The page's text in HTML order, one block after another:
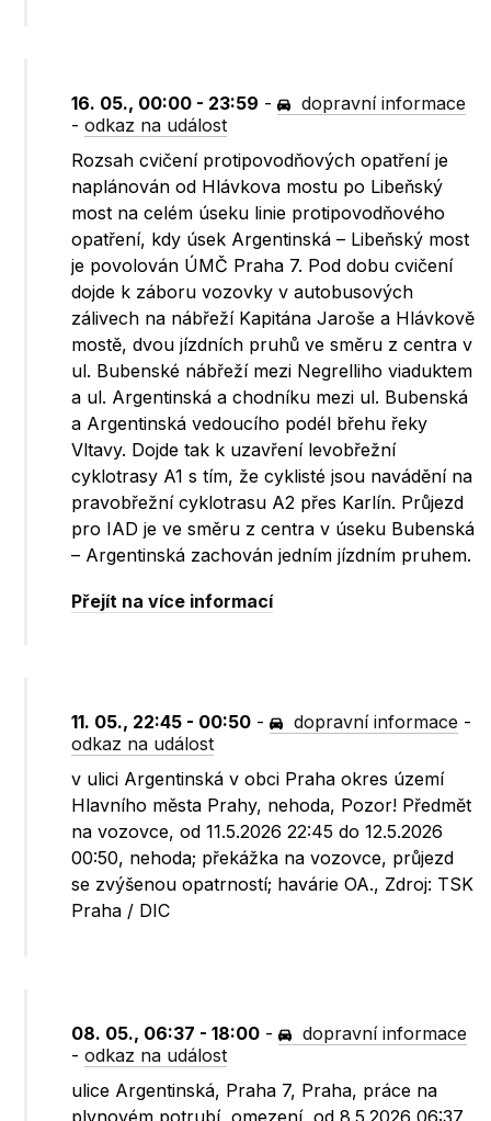
16. 05., 00:00 - 23:59 -
dopravní informace
-odkaz na událost
Rozsah cvičení protipovodňových opatření je
naplánován od Hlávkova mostu po Libeňský
most na celém úseku linie protipovodňového
opatření, kdy úsek Argentinská – Libeňský most
je povolován ÚMČ Praha 7. Pod dobu cvičení
dojde k záboru vozovky v autobusových
zálivech na nábřeží Kapitána Jaroše a Hlávkově
mostě, dvou jízdních pruhů ve směru z centra v
ul. Bubenské nábřeží mezi Negrelliho viaduktem
a ul. Argentinská a chodníku mezi ul. Bubenská
a Argentinská vedoucího podél břehu řeky
Vltavy. Dojde tak k uzavření levobřežní
cyklotrasy A1 s tím, že cyklisté jsou navádění na
pravobřežní cyklotrasu A2 přes Karlín. Průjezd
pro IAD je ve směru z centra v úseku Bubenská
– Argentinská zachován jedním jízdním pruhem.
Přejít na více informací
11. 05., 22:45 - 00:50 - dopravní informace -
odkaz na událost
v ulici Argentinská v obci Praha okres území
Hlavního města Prahy, nehoda, Pozor! Předmět
na vozovce, od 11.5.2026 22:45 do 12.5.2026
00:50, nehoda; překážka na vozovce, průjezd
se zvýšenou opatrností; havárie OA., Zdroj: TSK
Praha / DIC
08. 05., 06:37 - 18:00 -
dopravní informace
-odkaz na událost
ulice Argentinská, Praha 7, Praha, práce na
plynovém potrubí, omezení, od 8.5.2026 06:37